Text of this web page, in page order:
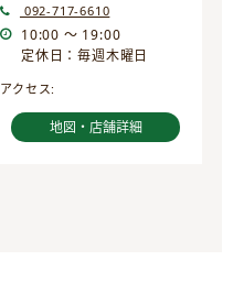
092-717-6610
10:00 ～ 19:00
定休日：毎週木曜日
アクセス:
地図・店舗詳細